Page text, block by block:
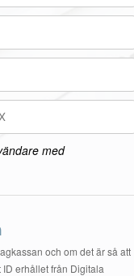
med
och om det är så att
erhållet från Digitala